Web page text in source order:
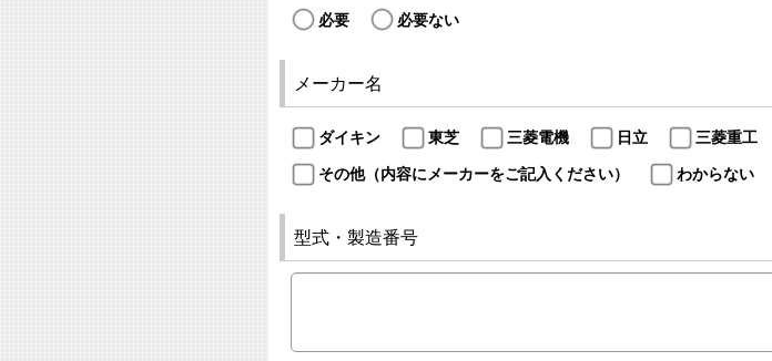
必要 必要ない
メーカー名
ダイキン 東芝 三菱電機 日立 三菱重工
その他（内容にメーカーをご記入ください）
わからない
型式・製造番号